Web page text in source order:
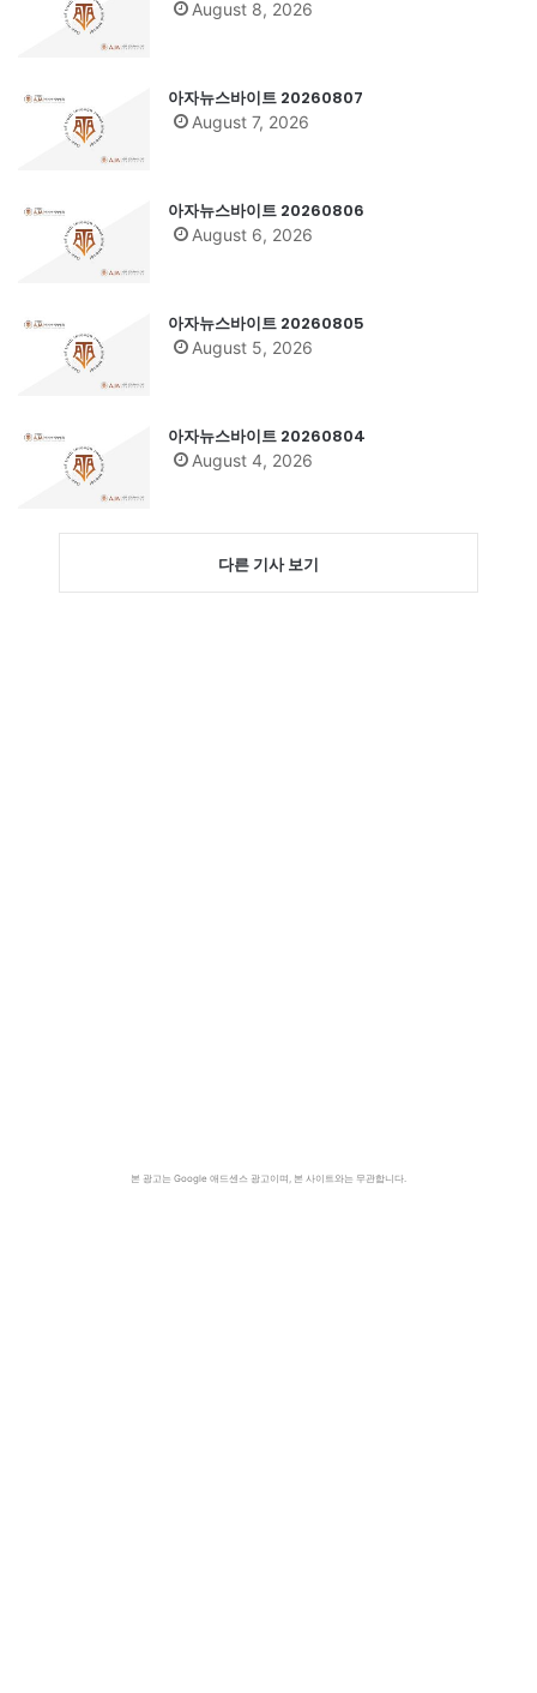
August 8, 2026
아자뉴스바이트 20260807
August 7, 2026
아자뉴스바이트 20260806
August 6, 2026
아자뉴스바이트 20260805
August 5, 2026
아자뉴스바이트 20260804
August 4, 2026
다른 기사 보기
본 광고는 Google 애드센스 광고이며, 본 사이트와는 무관합니다.